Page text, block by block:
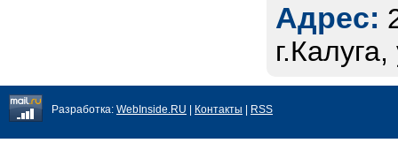
Адрес:
Разработка: WebInside.RU Контакты RSS